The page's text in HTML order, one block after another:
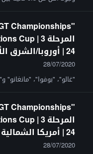
24 | أوروبا/الشرق الأوسط/أفريقيا
28/07/2020
"غالو"، "بوفوا"، "مانغانو"
24 | أمريكا الشمالية
28/07/2020